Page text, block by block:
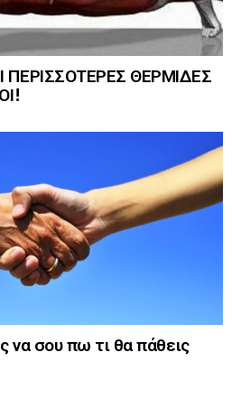
ΠΕΡΙΣΣΟΤΕΡΕΣ ΘΕΡΜΙΔΕΣ
να σου πω τι θα πάθεις